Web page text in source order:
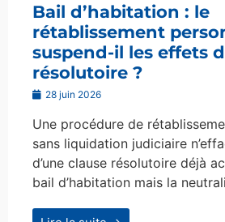
Bail d’habitation : le
rétablissement
suspend-il les effets
résolutoire ?
28 juin 2026
Une procédure de
sans liquidation judiciaire
d’une clause résolutoire déjà
bail d’habitation mais la